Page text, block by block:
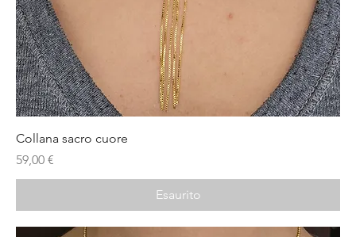
Collana sacro cuore
Prezzo
59,00 €
Esaurito